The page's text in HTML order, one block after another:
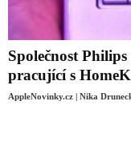
Společnost
pracující s
AppleNovinky.cz | Nika